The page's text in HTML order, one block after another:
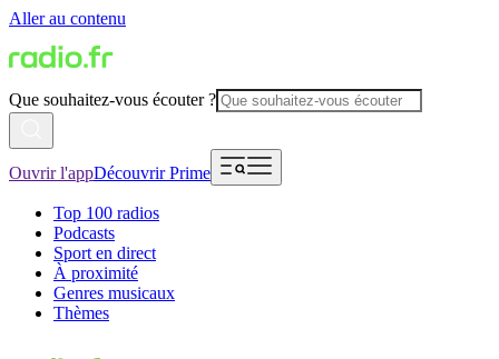
Aller au contenu
Que souhaitez-vous écouter ?
Ouvrir l'appDécouvrir Prime
Top 100 radios
Podcasts
Sport en direct
À proximité
Genres musicaux
Thèmes